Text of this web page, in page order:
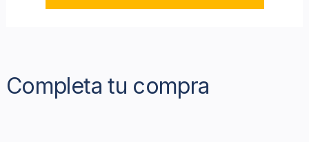
Completa tu compra